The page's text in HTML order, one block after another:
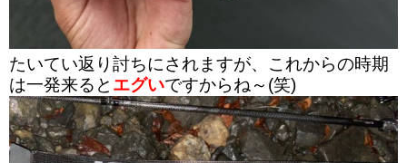
たいてい返り討ちにされますが、これからの時期
は一発来ると エグいですからね～(笑)